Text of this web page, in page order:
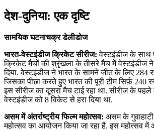
देश-दुनिया: एक दृष्टि
सामयिक घटनाचक्र डेलीडोज
भारत-वेस्‍टइंडीज क्रिकेट सीरीज: वेस्‍टइंडीज के साथ
क्रिकेट मैचों की श्रृंखला के तीसरे मैच में वेस्‍टइंडीज ने
दिया. वेस्टइंडीज ने भारत के सामने जीत के लिए 284
जिसका पीछा करते हुए भारत की पूरी टीम सिर्फ़
इस सीरीज का दूसरा मैच टाई रहा था. सीरीज के
वेस्टइंडीज को 8 विकेट से हरा दिया था.
असम में अंतर्राष्‍ट्रीय फिल्‍म महोत्‍सव: असम के गुवाहाटी
महोत्‍सव का आयोजन किया जा रहा है. इस महोत्‍सव